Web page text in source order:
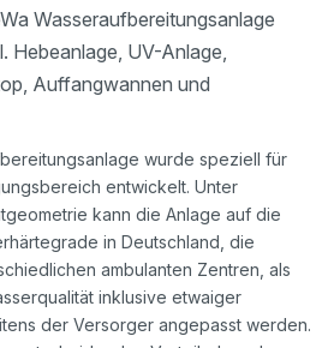
Wasseraufbereitungsanlage
Hebeanlage, UV-Anlage,
Auffangwannen und
wurde speziell für
entwickelt. Unter
kann die Anlage auf die
in Deutschland, die
ambulanten Zentren, als
inklusive etwaiger
der Versorger angepasst werden.